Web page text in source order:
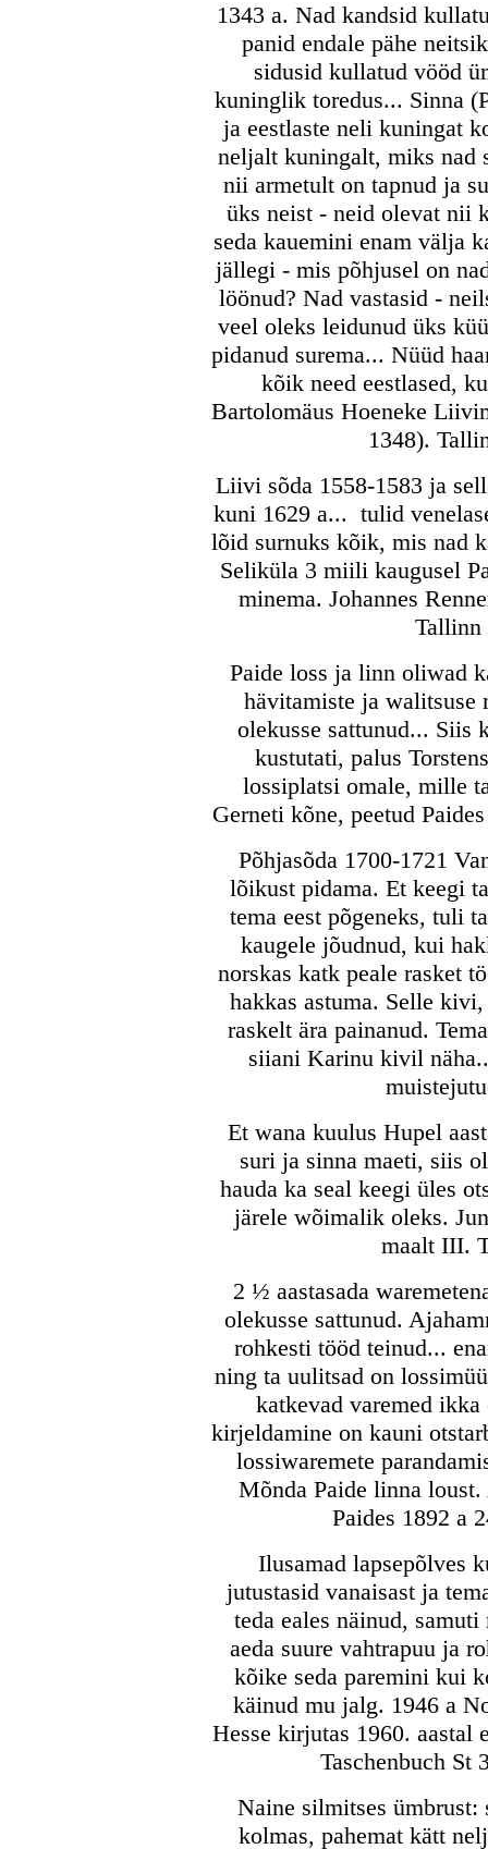
1343 a. Nad kandsid
panid endale pähe
sidusid kullatud vööd
kuninglik toredus... Sinna
ja eestlaste neli kuningat
neljalt kuningalt, miks nad
nii armetult on tapnud ja
üks neist - neid olevat nii
seda kauemini enam välja
jällegi - mis põhjusel on
löönud? Nad vastasid -
veel oleks leidunud üks
pidanud surema... Nüüd
kõik need eestlased,
Bartolomäus Hoeneke
1348).
Liivi sõda 1558-1583 ja
kuni 1629 a... tulid
lõid surnuks kõik, mis nad
Seliküla 3 miili kaugusel
minema. Johannes
Tallinn
Paide loss ja linn oliwad
hävitamiste ja walitsuse
olekusse sattunud... Siis
kustutati, palus
lossiplatsi omale, mille
Gerneti kõne, peetud
Põhjasõda 1700-1721
lõikust pidama. Et keegi
tema eest põgeneks, tuli
kaugele jõudnud, kui
norskas katk peale rasket
hakkas astuma. Selle
raskelt ära painanud.
siiani Karinu kivil
Et wana kuulus Hupel
suri ja sinna maeti, siis
hauda ka seal keegi üles
järele wõimalik oleks.
maalt III.
2 ½ aastasada
olekusse sattunud.
rohkesti tööd teinud...
ning ta uulitsad on
katkevad varemed
kirjeldamine on kauni
lossiwaremete
Mõnda Paide linna
Paides 1892 a
Ilusamad lapsepõlves
jutustasid vanaisast ja
teda eales näinud,
aeda suure vahtrapuu ja
kõike seda paremini kui
käinud mu jalg. 1946 a
Hesse kirjutas 1960. aastal
Taschenbuch St
Naine silmitses
kolmas, pahemat kätt